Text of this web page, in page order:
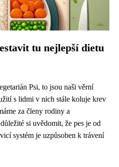
tu nejlepší dietu
Psi, to jsou naši věrní
s lidmi v nich stále koluje krev
za členy rodiny a
si uvědomit, že pes je od
systém je uzpůsoben k trávení